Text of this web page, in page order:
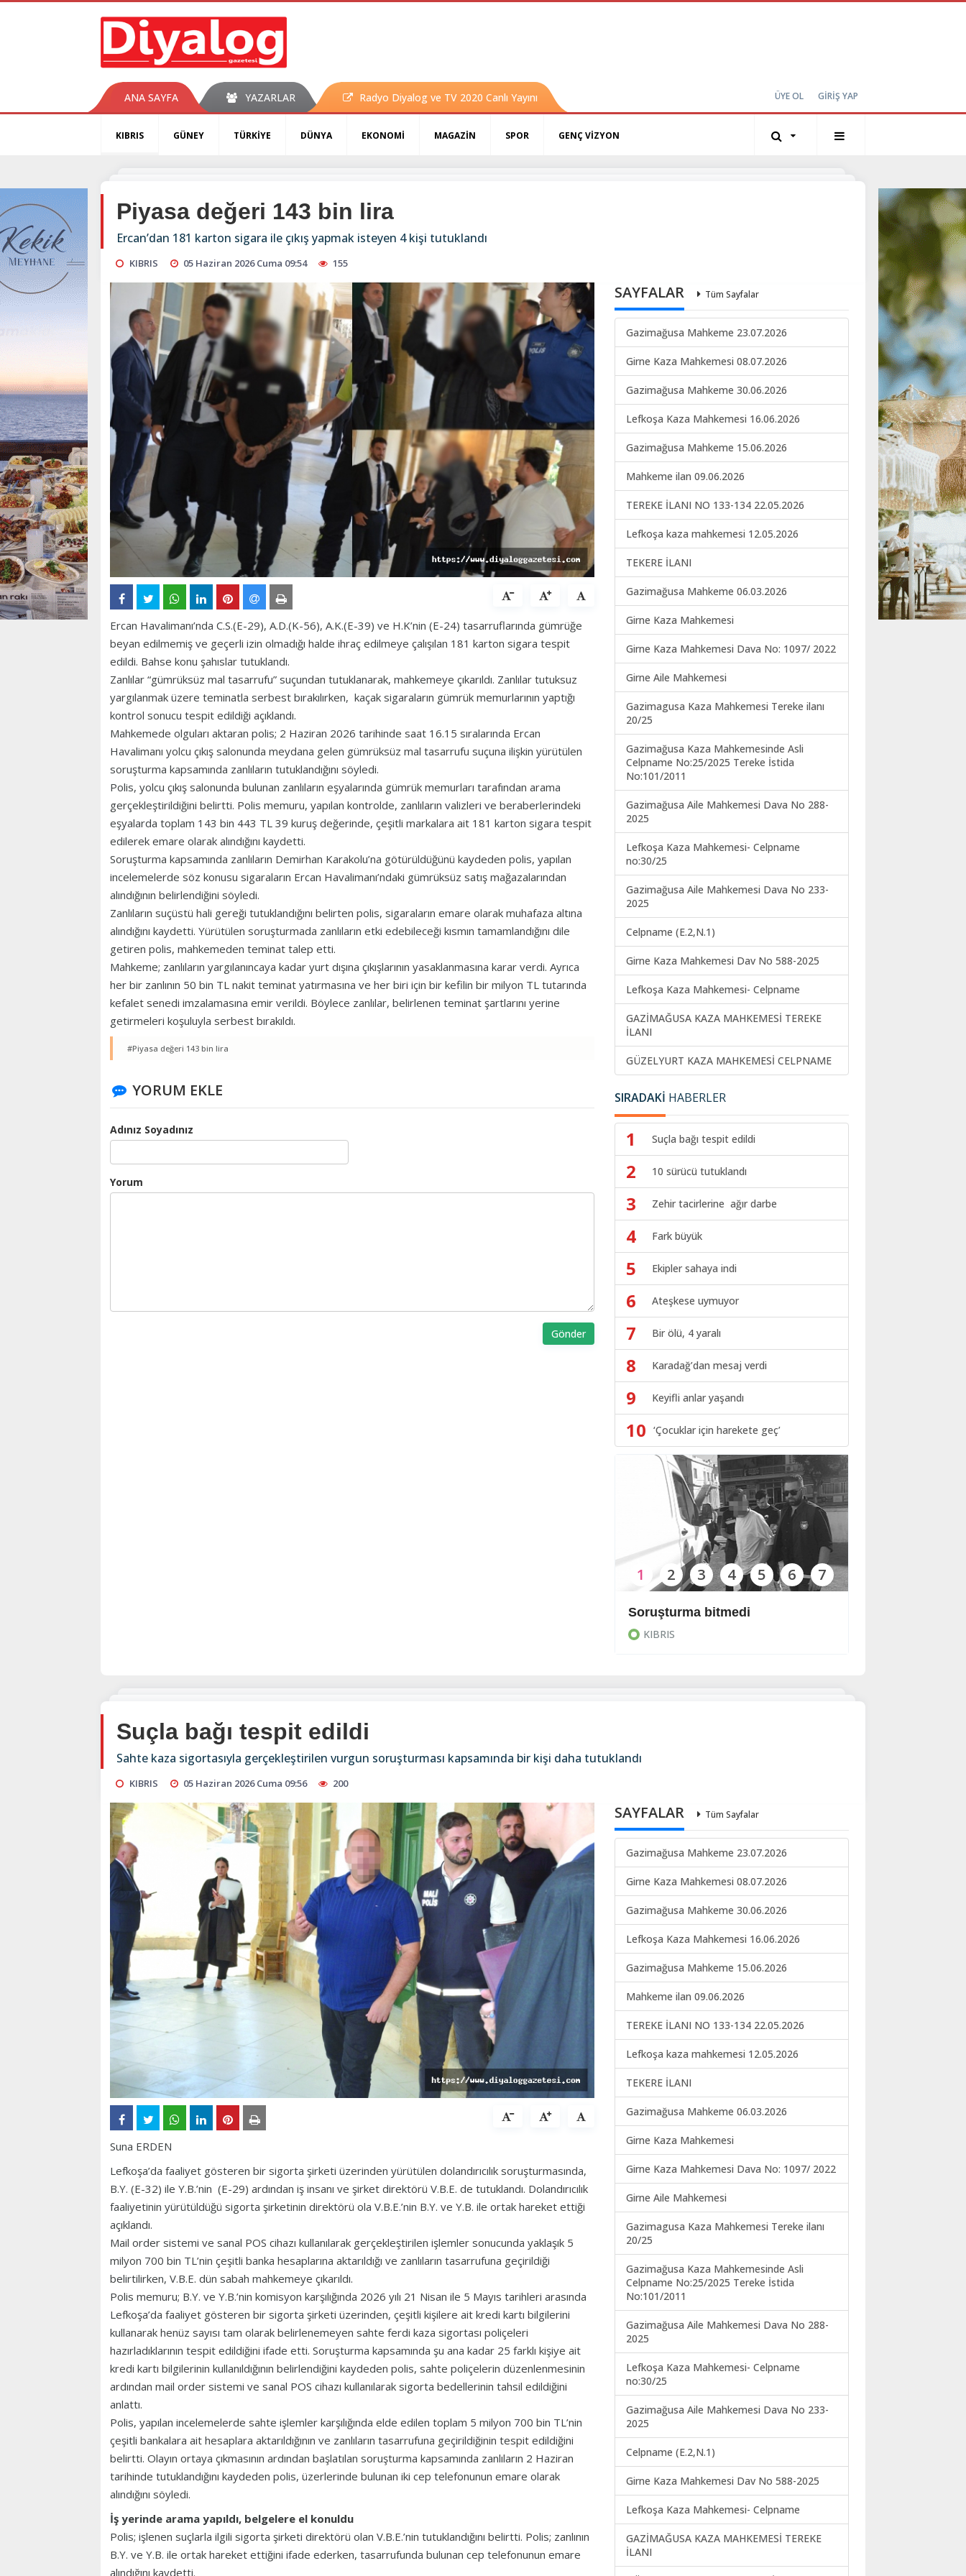
ANA SAYFA YAZARLAR Radyo Diyalog ve TV 2020 Canlı Yayını ÜYE OL GİRİŞ YAP
KIBRIS GÜNEY TÜRKİYE DÜNYA EKONOMİ MAGAZİN SPOR GENÇ VİZYON
Piyasa değeri 143 bin lira
Ercan’dan 181 karton sigara ile çıkış yapmak isteyen 4 kişi tutuklandı
KIBRIS 05 Haziran 2026 Cuma 09:54 155
Ercan Havalimanı’nda C.S.(E-29), A.D.(K-56), A.K.(E-39) ve H.K’nin (E-24) tasarruflarında gümrüğe
beyan edilmemiş ve geçerli izin olmadığı halde ihraç edilmeye çalışılan 181 karton sigara tespit
edildi. Bahse konu şahıslar tutuklandı.
Zanlılar “gümrüksüz mal tasarrufu” suçundan tutuklanarak, mahkemeye çıkarıldı. Zanlılar tutuksuz
yargılanmak üzere teminatla serbest bırakılırken, kaçak sigaraların gümrük memurlarının yaptığı
kontrol sonucu tespit edildiği açıklandı.
Mahkemede olguları aktaran polis; 2 Haziran 2026 tarihinde saat 16.15 sıralarında Ercan
Havalimanı yolcu çıkış salonunda meydana gelen gümrüksüz mal tasarrufu suçuna ilişkin yürütülen
soruşturma kapsamında zanlıların tutuklandığını söyledi.
Polis, yolcu çıkış salonunda bulunan zanlıların eşyalarında gümrük memurları tarafından arama
gerçekleştirildiğini belirtti. Polis memuru, yapılan kontrolde, zanlıların valizleri ve beraberlerindeki
eşyalarda toplam 143 bin 443 TL 39 kuruş değerinde, çeşitli markalara ait 181 karton sigara tespit
edilerek emare olarak alındığını kaydetti.
Soruşturma kapsamında zanlıların Demirhan Karakolu’na götürüldüğünü kaydeden polis, yapılan
incelemelerde söz konusu sigaraların Ercan Havalimanı’ndaki gümrüksüz satış mağazalarından
alındığının belirlendiğini söyledi.
Zanlıların suçüstü hali gereği tutuklandığını belirten polis, sigaraların emare olarak muhafaza altına
alındığını kaydetti. Yürütülen soruşturmada zanlıların etki edebileceği kısmın tamamlandığını dile
getiren polis, mahkemeden teminat talep etti.
Mahkeme; zanlıların yargılanıncaya kadar yurt dışına çıkışlarının yasaklanmasına karar verdi. Ayrıca
her bir zanlının 50 bin TL nakit teminat yatırmasına ve her biri için bir kefilin bir milyon TL tutarında
kefalet senedi imzalamasına emir verildi. Böylece zanlılar, belirlenen teminat şartlarını yerine
getirmeleri koşuluyla serbest bırakıldı.
#Piyasa değeri 143 bin lira
YORUM EKLE
Adınız Soyadınız
Yorum
Gönder
SAYFALAR Tüm Sayfalar
Gazimağusa Mahkeme 23.07.2026
Girne Kaza Mahkemesi 08.07.2026
Gazimağusa Mahkeme 30.06.2026
Lefkoşa Kaza Mahkemesi 16.06.2026
Gazimağusa Mahkeme 15.06.2026
Mahkeme ilan 09.06.2026
TEREKE İLANI NO 133-134 22.05.2026
Lefkoşa kaza mahkemesi 12.05.2026
TEKERE İLANI
Gazimağusa Mahkeme 06.03.2026
Girne Kaza Mahkemesi
Girne Kaza Mahkemesi Dava No: 1097/ 2022
Girne Aile Mahkemesi
Gazimagusa Kaza Mahkemesi Tereke ilanı
20/25
Gazimağusa Kaza Mahkemesinde Asli
Celpname No:25/2025 Tereke İstida
No:101/2011
Gazimağusa Aile Mahkemesi Dava No 288-
2025
Lefkoşa Kaza Mahkemesi- Celpname
no:30/25
Gazimağusa Aile Mahkemesi Dava No 233-
2025
Celpname (E.2,N.1)
Girne Kaza Mahkemesi Dav No 588-2025
Lefkoşa Kaza Mahkemesi- Celpname
GAZİMAĞUSA KAZA MAHKEMESİ TEREKE
İLANI
GÜZELYURT KAZA MAHKEMESİ CELPNAME
SIRADAKİ HABERLER
1 Suçla bağı tespit edildi
2 10 sürücü tutuklandı
3 Zehir tacirlerine ağır darbe
4 Fark büyük
5 Ekipler sahaya indi
6 Ateşkese uymuyor
7 Bir ölü, 4 yaralı
8 Karadağ’dan mesaj verdi
9 Keyifli anlar yaşandı
10 ‘Çocuklar için harekete geç’
Soruşturma bitmedi
KIBRIS
1 2 3 4 5 6 7
Suçla bağı tespit edildi
Sahte kaza sigortasıyla gerçekleştirilen vurgun soruşturması kapsamında bir kişi daha tutuklandı
KIBRIS 05 Haziran 2026 Cuma 09:56 200
Suna ERDEN
Lefkoşa’da faaliyet gösteren bir sigorta şirketi üzerinden yürütülen dolandırıcılık soruşturmasında,
B.Y. (E-32) ile Y.B.’nin (E-29) ardından iş insanı ve şirket direktörü V.B.E. de tutuklandı. Dolandırıcılık
faaliyetinin yürütüldüğü sigorta şirketinin direktörü ola V.B.E.’nin B.Y. ve Y.B. ile ortak hareket ettiği
açıklandı.
Mail order sistemi ve sanal POS cihazı kullanılarak gerçekleştirilen işlemler sonucunda yaklaşık 5
milyon 700 bin TL’nin çeşitli banka hesaplarına aktarıldığı ve zanlıların tasarrufuna geçirildiği
belirtilirken, V.B.E. dün sabah mahkemeye çıkarıldı.
Polis memuru; B.Y. ve Y.B.’nin komisyon karşılığında 2026 yılı 21 Nisan ile 5 Mayıs tarihleri arasında
Lefkoşa’da faaliyet gösteren bir sigorta şirketi üzerinden, çeşitli kişilere ait kredi kartı bilgilerini
kullanarak henüz sayısı tam olarak belirlenemeyen sahte ferdi kaza sigortası poliçeleri
hazırladıklarının tespit edildiğini ifade etti. Soruşturma kapsamında şu ana kadar 25 farklı kişiye ait
kredi kartı bilgilerinin kullanıldığının belirlendiğini kaydeden polis, sahte poliçelerin düzenlenmesinin
ardından mail order sistemi ve sanal POS cihazı kullanılarak sigorta bedellerinin tahsil edildiğini
anlattı.
Polis, yapılan incelemelerde sahte işlemler karşılığında elde edilen toplam 5 milyon 700 bin TL’nin
çeşitli bankalara ait hesaplara aktarıldığının ve zanlıların tasarrufuna geçirildiğinin tespit edildiğini
belirtti. Olayın ortaya çıkmasının ardından başlatılan soruşturma kapsamında zanlıların 2 Haziran
tarihinde tutuklandığını kaydeden polis, üzerlerinde bulunan iki cep telefonunun emare olarak
alındığını söyledi.
İş yerinde arama yapıldı, belgelere el konuldu
Polis; işlenen suçlarla ilgili sigorta şirketi direktörü olan V.B.E.’nin tutuklandığını belirtti. Polis; zanlının
B.Y. ve Y.B. ile ortak hareket ettiğini ifade ederken, tasarrufunda bulunan cep telefonunun emare
alındığını kaydetti.
SAYFALAR Tüm Sayfalar
Gazimağusa Mahkeme 23.07.2026
Girne Kaza Mahkemesi 08.07.2026
Gazimağusa Mahkeme 30.06.2026
Lefkoşa Kaza Mahkemesi 16.06.2026
Gazimağusa Mahkeme 15.06.2026
Mahkeme ilan 09.06.2026
TEREKE İLANI NO 133-134 22.05.2026
Lefkoşa kaza mahkemesi 12.05.2026
TEKERE İLANI
Gazimağusa Mahkeme 06.03.2026
Girne Kaza Mahkemesi
Girne Kaza Mahkemesi Dava No: 1097/ 2022
Girne Aile Mahkemesi
Gazimagusa Kaza Mahkemesi Tereke ilanı
20/25
Gazimağusa Kaza Mahkemesinde Asli
Celpname No:25/2025 Tereke İstida
No:101/2011
Gazimağusa Aile Mahkemesi Dava No 288-
2025
Lefkoşa Kaza Mahkemesi- Celpname
no:30/25
Gazimağusa Aile Mahkemesi Dava No 233-
2025
Celpname (E.2,N.1)
Girne Kaza Mahkemesi Dav No 588-2025
Lefkoşa Kaza Mahkemesi- Celpname
GAZİMAĞUSA KAZA MAHKEMESİ TEREKE
İLANI